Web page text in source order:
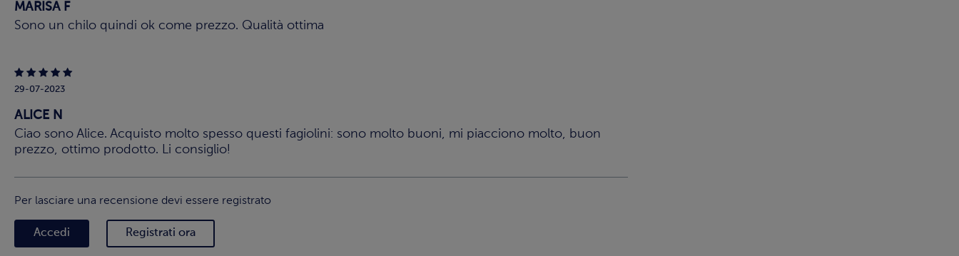
MARISA F
Sono un chilo quindi ok come prezzo. Qualità ottima
29-07-2023
ALICE N
Ciao sono Alice. Acquisto molto spesso questi fagiolini: sono molto buoni, mi piacciono molto, buon
prezzo, ottimo prodotto. Li consiglio!
Per lasciare una recensione devi essere registrato
Accedi Registrati ora